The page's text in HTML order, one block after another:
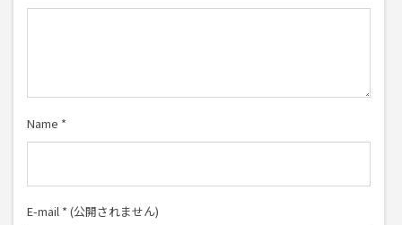
Name *
E-mail * (公開されません)